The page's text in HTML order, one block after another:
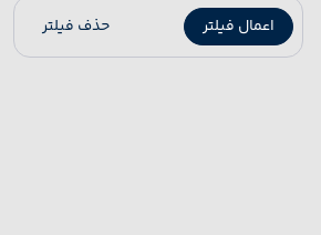
اعمال فیلتر حذف فیلتر